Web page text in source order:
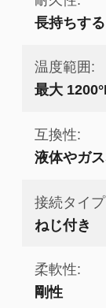
長持ちする
温度範囲:
最大
互換性:
液体やガ
接続タイ
ねじ付き
柔軟性:
剛性